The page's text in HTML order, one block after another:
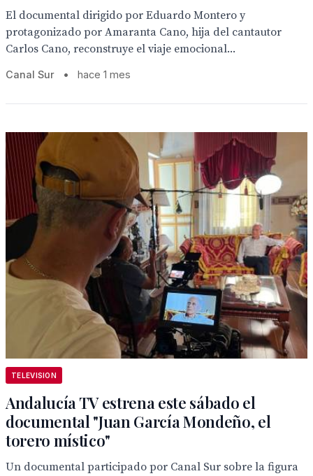
El documental dirigido por Eduardo Montero y
protagonizado por Amaranta Cano, hija del cantautor
Carlos Cano, reconstruye el viaje emocional...
Canal Sur • hace 1 mes
TELEVISION
Andalucía TV estrena este sábado el
documental "Juan García Mondeño, el
torero místico"
Un documental participado por Canal Sur sobre la figura